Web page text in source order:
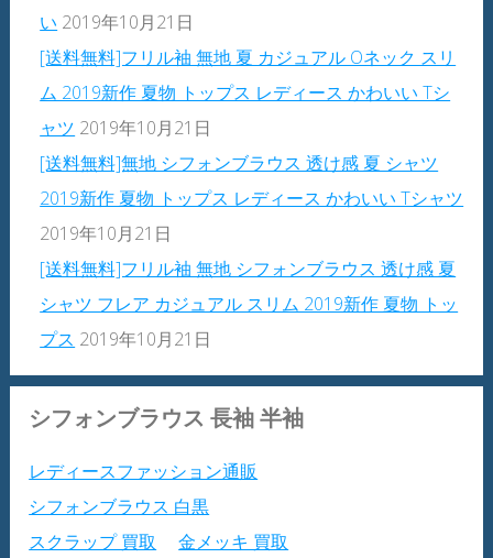
い 2019年10月21日
[送料無料]フリル袖 無地 夏 カジュアル Oネック スリ
ム 2019新作 夏物 トップス レディース かわいい Tシ
ャツ 2019年10月21日
[送料無料]無地 シフォンブラウス 透け感 夏 シャツ
2019新作 夏物 トップス レディース かわいい Tシャツ
2019年10月21日
[送料無料]フリル袖 無地 シフォンブラウス 透け感 夏
シャツ フレア カジュアル スリム 2019新作 夏物 トッ
プス 2019年10月21日
シフォンブラウス 長袖 半袖
レディースファッション通販
シフォンブラウス 白黒
スクラップ 買取
金メッキ 買取